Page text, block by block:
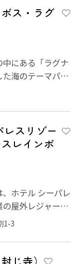
ス・ラグ
にある「ラグナ
海のテーマパー
ターテ...
スリゾー
レインボ
、ホテル シーパレ
屋外レジャープ
ォータ...
1-3
じ寺）